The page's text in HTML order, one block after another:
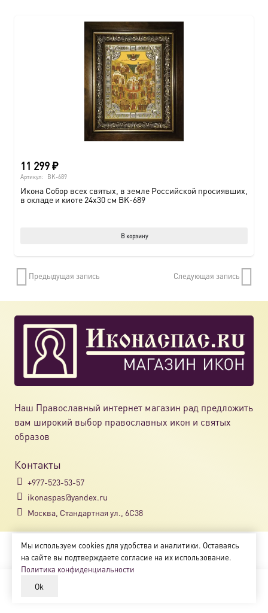
11 299₽
Артикул: BK-689
Икона Собор всех святых, в земле Российской просиявших,
в окладе и киоте 24х30 см BK-689
В корзину
Предыдущая запись Следующая запись
Наш Православный интернет магазин рад предложить
вам широкий выбор православных икон и святых
образов
Контакты
+977-523-53-57
ikonaspas@yandex.ru
Москва, Стандартная ул., 6С38
Copyright © 2018-2025
Магазин православных икон «ikonaspas.ru»
Мы используем cookies для удобства и аналитики. Оставаясь
на сайте вы подтверждаете согласие на их использование.
Политика конфиденциальности
Ok